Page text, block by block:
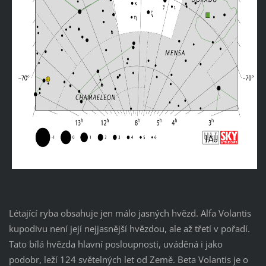
Létající ryba obsahuje jen málo jasných hvězd. Alfa Volantis
kupodivu není její nejjasnější hvězdou, ale až třetí v pořadí.
Tato bílá hvězda hlavní posloupnosti, uváděná i jako
podobr, leží 124 světelných let od Země. Beta Volantis je o